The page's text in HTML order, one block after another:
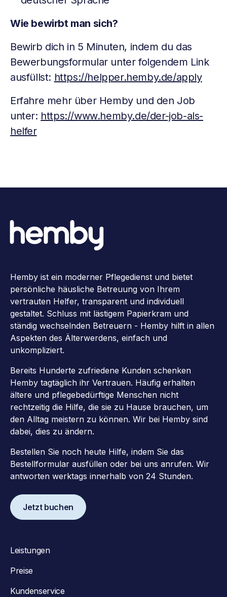
Wie bewirbt man sich?
Bewirb dich in 5 Minuten, indem du das
Bewerbungsformular unter folgendem Link
ausfüllst: https://helpper.hemby.de/apply
Erfahre mehr über Hemby und den Job
unter: https://www.hemby.de/der-job-als-
helfer
Hemby ist ein moderner Pflegedienst und bietet
persönliche häusliche Betreuung von Ihrem
vertrauten Helfer, transparent und individuell
gestaltet. Schluss mit lästigem Papierkram und
ständig wechselnden Betreuern - Hemby hilft in allen
Aspekten des Älterwerdens, einfach und
unkompliziert.
Bereits Hunderte zufriedene Kunden schenken
Hemby tagtäglich ihr Vertrauen. Häufig erhalten
ältere und pflegebedürftige Menschen nicht
rechtzeitig die Hilfe, die sie zu Hause brauchen, um
den Alltag meistern zu können. Wir bei Hemby sind
dabei, dies zu ändern.
Bestellen Sie noch heute Hilfe, indem Sie das
Bestellformular ausfüllen oder bei uns anrufen. Wir
antworten werktags innerhalb von 24 Stunden.
Jetzt buchen
Leistungen
Preise
Kundenservice